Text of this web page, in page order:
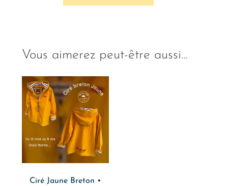
Vous aimerez peut-être aussi…
Ciré Jaune Breton •